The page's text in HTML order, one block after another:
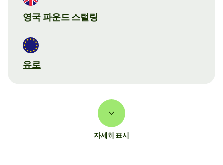
영국 파운드 스털링
유로
자세히 표시